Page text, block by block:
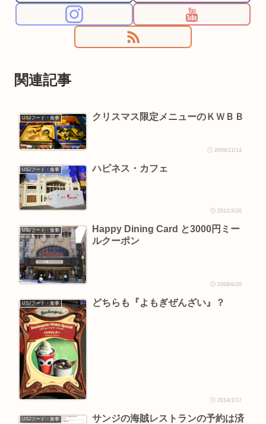
関連記事
USJフード・食事 クリスマス限定メニューのＫＷＢＢ
2009/11/14
USJフード・食事 ハピネス・カフェ
2011/3/26
USJフード・食事
Happy Dining Card と3000円ミー
ルクーポン
2008/6/20
USJフード・食事 どちらも『よもぎぜんざい』？
2014/1/17
USJフード・食事
サンジの海賊レストランの予約は済